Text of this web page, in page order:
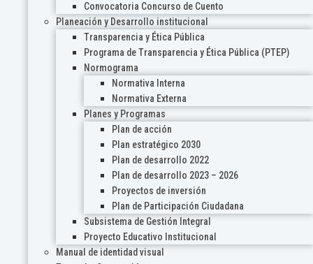
Convocatoria Concurso de Cuento
Planeación y Desarrollo institucional
Transparencia y Ética Pública
Programa de Transparencia y Ética Pública (PTEP)
Normograma
Normativa Interna
Normativa Externa
Planes y Programas
Plan de acción
Plan estratégico 2030
Plan de desarrollo 2022
Plan de desarrollo 2023 – 2026
Proyectos de inversión
Plan de Participación Ciudadana
Subsistema de Gestión Integral
Proyecto Educativo Institucional
Manual de identidad visual